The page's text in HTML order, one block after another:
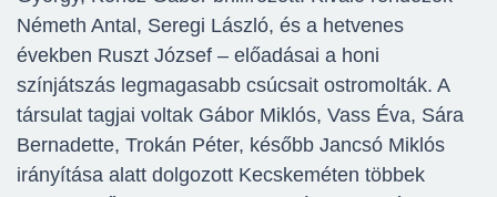
Németh Antal, Seregi László, és a hetvenes
években Ruszt József – előadásai a honi
színjátszás legmagasabb csúcsait ostromolták. A
társulat tagjai voltak Gábor Miklós, Vass Éva, Sára
Bernadette, Trokán Péter, később Jancsó Miklós
irányítása alatt dolgozott Kecskeméten többek